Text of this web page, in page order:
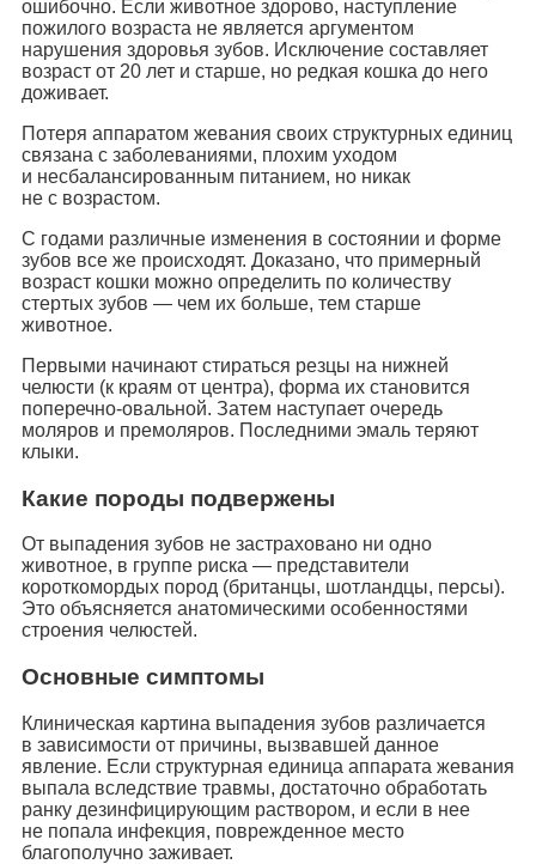
ошибочно. Если животное здорово, наступление
пожилого возраста не является аргументом
нарушения здоровья зубов. Исключение составляет
возраст от 20 лет и старше, но редкая кошка до него
доживает.
Потеря аппаратом жевания своих структурных единиц
связана с заболеваниями, плохим уходом
и несбалансированным питанием, но никак
не с возрастом.
С годами различные изменения в состоянии и форме
зубов все же происходят. Доказано, что примерный
возраст кошки можно определить по количеству
стертых зубов — чем их больше, тем старше
животное.
Первыми начинают стираться резцы на нижней
челюсти (к краям от центра), форма их становится
поперечно-овальной. Затем наступает очередь
моляров и премоляров. Последними эмаль теряют
клыки.
Какие породы подвержены
От выпадения зубов не застраховано ни одно
животное, в группе риска — представители
короткомордых пород (британцы, шотландцы, персы).
Это объясняется анатомическими особенностями
строения челюстей.
Основные симптомы
Клиническая картина выпадения зубов различается
в зависимости от причины, вызвавшей данное
явление. Если структурная единица аппарата жевания
выпала вследствие травмы, достаточно обработать
ранку дезинфицирующим раствором, и если в нее
не попала инфекция, поврежденное место
благополучно заживает.